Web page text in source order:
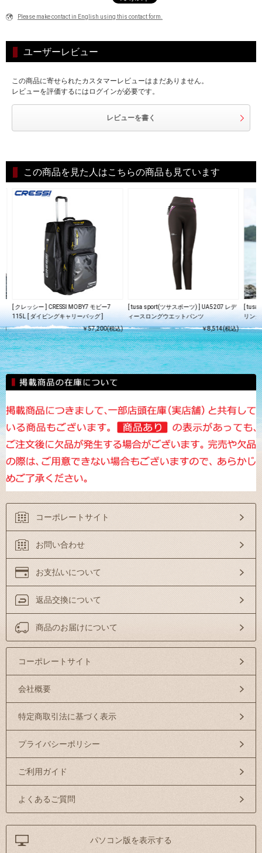
Please make contact in English using this contact form.
ユーザーレビュー
この商品に寄せられたカスタマーレビューはまだありません。
レビューを評価するにはログインが必要です。
レビューを書く
この商品を見た人はこちらの商品も見ています
)
[ クレッシー ] CRESSI MOBY7 モビー7
115L [ ダイビングキャリーバッグ ]
￥57,200(税込)
[ tusa sport(ツサスポーツ) ] UA5207 レデ
ィースロングウエットパンツ
￥8,514(税込)
[ tusa
リン
コーポレートサイト
お問い合わせ
お支払いについて
返品交換について
商品のお届けについて
コーポレートサイト
会社概要
特定商取引法に基づく表示
プライバシーポリシー
ご利用ガイド
よくあるご質問
パソコン版を表示する